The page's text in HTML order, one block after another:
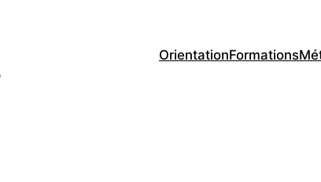
OrientationFormations